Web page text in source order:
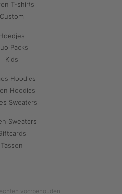
T-shirts
Custom
Hoedjes
Packs
Kids
Hoodies
Hoodies
Sweaters
Sweaters
Tassen
voorbehouden